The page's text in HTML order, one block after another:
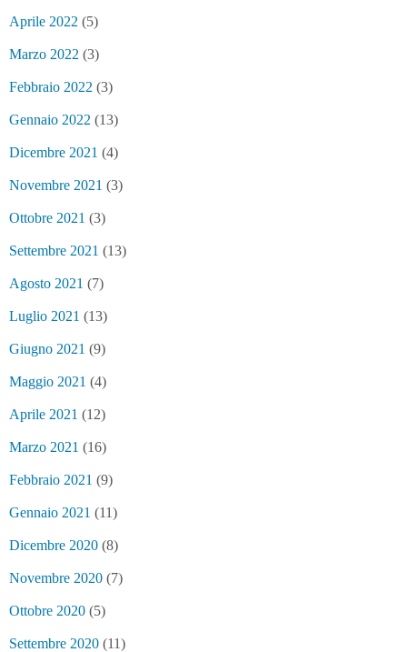
Aprile 2022 (5)
Marzo 2022 (3)
Febbraio 2022 (3)
Gennaio 2022 (13)
Dicembre 2021 (4)
Novembre 2021 (3)
Ottobre 2021 (3)
Settembre 2021 (13)
Agosto 2021 (7)
Luglio 2021 (13)
Giugno 2021 (9)
Maggio 2021 (4)
Aprile 2021 (12)
Marzo 2021 (16)
Febbraio 2021 (9)
Gennaio 2021 (11)
Dicembre 2020 (8)
Novembre 2020 (7)
Ottobre 2020 (5)
Settembre 2020 (11)